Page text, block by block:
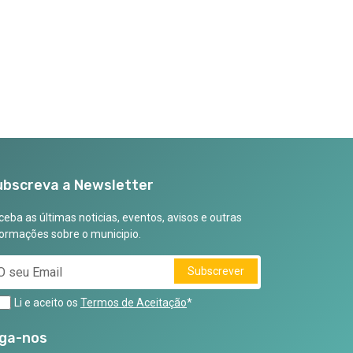
a Newsletter
as últimas noticias, eventos, avisos e outras
sobre o municipio.
Subscrever
Li e aceito os Termos de Aceitação*
nos